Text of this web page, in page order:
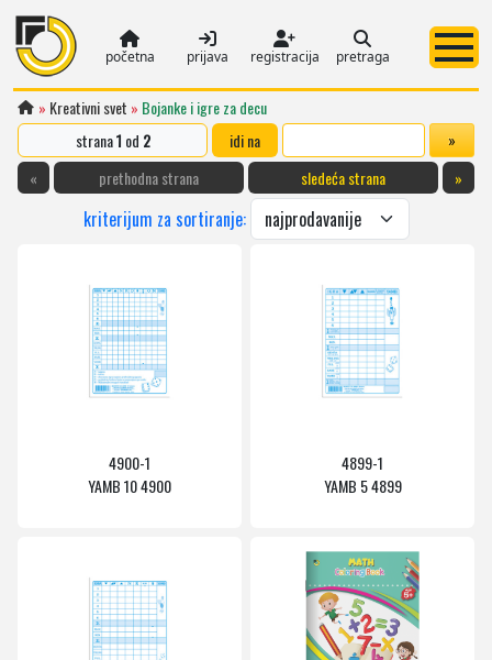
početna prijava registracija pretraga
» Kreativni svet » Bojanke i igre za decu
strana1 od 2
idi na
«
prethodna strana sledeća strana »
kriterijum za sortiranje:
4900-1
YAMB 10 4900
4899-1
YAMB 5 4899